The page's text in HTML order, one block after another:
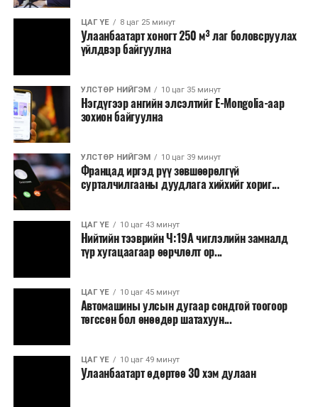
Зайлшгүй шаардлагагүй тоног төхөөрөмж,
тавилга, автомашин худалдан авах;
Батлан хамгаалах, хууль зүйн салбараас бусад
Хуулиар заавал мэдээлэхээс бусад кино,
контент, хэвлэлийн зардал;
Заавал олгохоос бусад тэтгэмж, урамшуулал.
Санхүүгийн хэмнэлтийн горимыг 2026 оны
арванхоёрдугаар сарын 31 хүртэл мөрдөнө. Харин
эрүүл мэндийн салбар уг хэмнэлтийн горимд
хамрагдахгүй бөгөөд цэцэрлэг, сургуулийн хүүхдийн
эрт илрүүлэг, вакцинжуулалт, томуу, томуу төст
өвчний эсрэг арга хэмжээ зэрэг зайлшгүй
үргэлжилнэ гэж Ерөнхий сайд Н.Учрал онцоллоо.
Мөн бүх шатны төсвийн ерөнхийлөн захирагч нарт
салбар бүрдээ урсгал зардлыг 20 хувиар бууруулах,
нөхөн томилгоо хийхгүй байх, аялал, амралт, зугаалга,
хамт олны урлаг, спортын арга хэмжээг зохион
байгуулахгүй байх, төрийн албанд шинэ орон тоо бий
ЦАГ ҮЕ 8 цаг 25 минут
Улаанбаатарт хоногт 250 м³ лаг боловсруулах
үйлдвэр байгуулна
УЛСТӨР НИЙГЭМ 10 цаг 35 минут
Нэгдүгээр ангийн элсэлтийг E-Mongolia-аар
зохион байгуулна
УЛСТӨР НИЙГЭМ 10 цаг 39 минут
Францад иргэд рүү зөвшөөрөлгүй
сурталчилгааны дуудлага хийхийг хориг...
ЦАГ ҮЕ 10 цаг 43 минут
Нийтийн тээврийн Ч:19А чиглэлийн замналд
түр хугацаагаар өөрчлөлт ор...
ЦАГ ҮЕ 10 цаг 45 минут
Автомашины улсын дугаар сондгой тоогоор
төгссөн бол өнөөдөр шатахуун...
ЦАГ ҮЕ 10 цаг 49 минут
Улаанбаатарт өдөртөө 30 хэм дулаан